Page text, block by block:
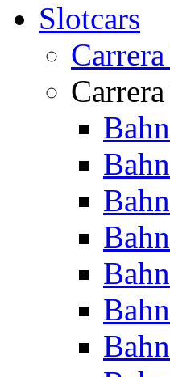
Slotcars